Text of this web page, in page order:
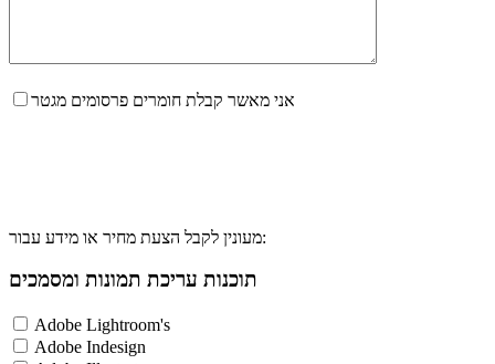
אני מאשר קבלת חומרים פרסומים מגטר
מעונין לקבל הצעת מחיר או מידע עבור:
תוכנות עריכת תמונות ומסמכים
Adobe Lightroom's
Adobe Indesign